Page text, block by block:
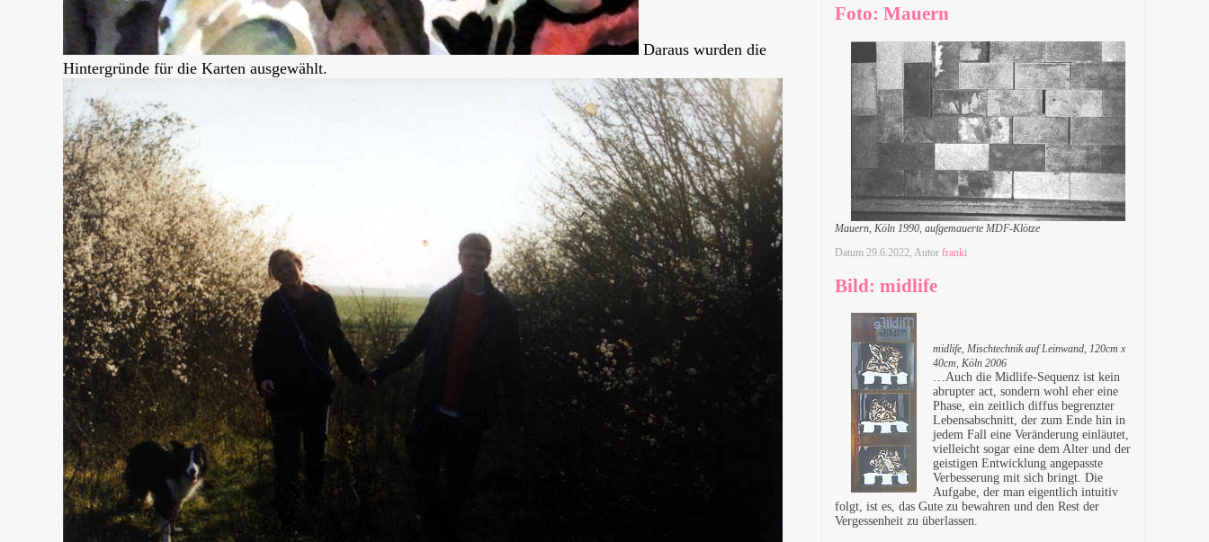
Daraus wurden die
Hintergründe für die Karten ausgewählt.
Foto: Mauern
Mauern, Köln 1990, aufgemauerte MDF-Klötze
Datum 29.6.2022 , Autor franki
Bild: midlife
midlife, Mischtechnik auf Leinwand, 120cm x
40cm, Köln 2006
…Auch die Midlife-Sequenz ist kein
abrupter act, sondern wohl eher eine
Phase, ein zeitlich diffus begrenzter
Lebensabschnitt, der zum Ende hin in
jedem Fall eine Veränderung einläutet,
vielleicht sogar eine dem Alter und der
geistigen Entwicklung angepasste
Verbesserung mit sich bringt. Die
Aufgabe, der man eigentlich intuitiv
folgt, ist es, das Gute zu bewahren und den Rest der
Vergessenheit zu überlassen.